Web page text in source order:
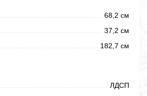
68,2 см
37,2 см
182,7 см
ЛДСП